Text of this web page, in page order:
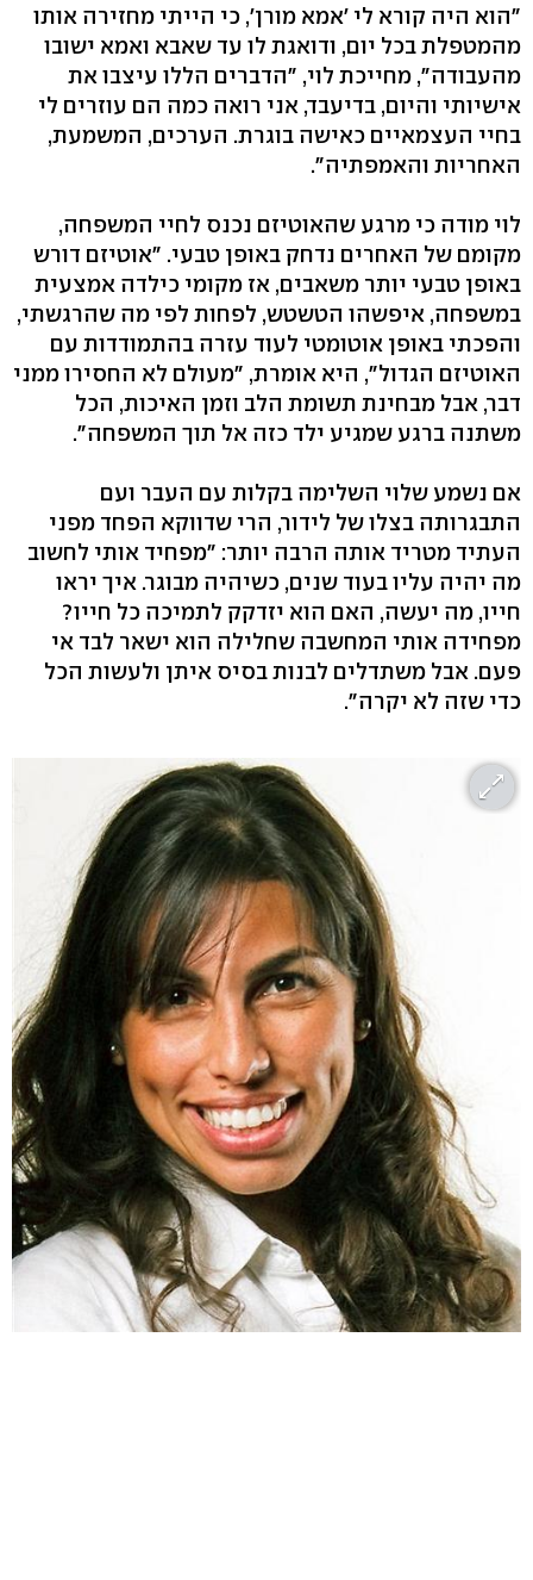
"הוא היה קורא לי 'אמא מורן', כי הייתי מחזירה אותו
מהמטפלת בכל יום, ודואגת לו עד שאבא ואמא ישובו
מהעבודה", מחייכת לוי, "הדברים הללו עיצבו את
אישיותי והיום, בדיעבד, אני רואה כמה הם עוזרים לי
בחיי העצמאיים כאישה בוגרת. הערכים, המשמעת,
האחריות והאמפתיה".
לוי מודה כי מרגע שהאוטיזם נכנס לחיי המשפחה,
מקומם של האחרים נדחק באופן טבעי. "אוטיזם דורש
באופן טבעי יותר משאבים, אז מקומי כילדה אמצעית
במשפחה, איפשהו הטשטש, לפחות לפי מה שהרגשתי,
והפכתי באופן אוטומטי לעוד עזרה בהתמודדות עם
האוטיזם הגדול", היא אומרת, "מעולם לא החסירו ממני
דבר, אבל מבחינת תשומת הלב וזמן האיכות, הכל
משתנה ברגע שמגיע ילד כזה אל תוך המשפחה".
אם נשמע שלוי השלימה בקלות עם העבר ועם
התבגרותה בצלו של לידור, הרי שדווקא הפחד מפני
העתיד מטריד אותה הרבה יותר: "מפחיד אותי לחשוב
מה יהיה עליו בעוד שנים, כשיהיה מבוגר. איך יראו
חייו, מה יעשה, האם הוא יזדקק לתמיכה כל חייו?
מפחידה אותי המחשבה שחלילה הוא ישאר לבד אי
פעם. אבל משתדלים לבנות בסיס איתן ולעשות הכל
כדי שזה לא יקרה".